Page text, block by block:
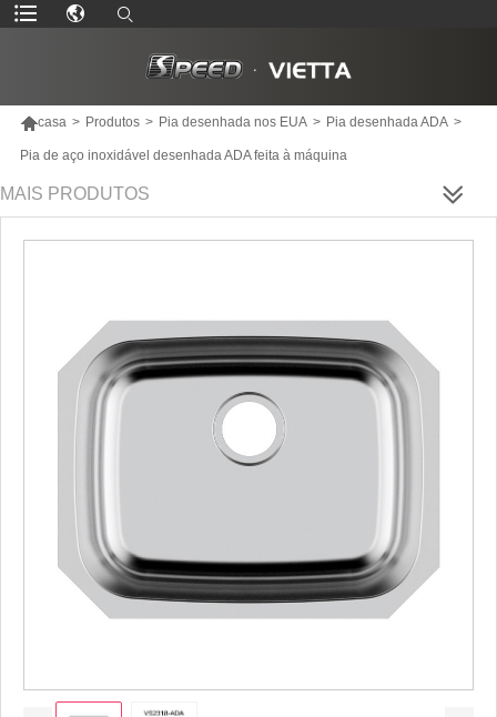
casa > Produtos > Pia desenhada nos EUA > Pia desenhada ADA >
Pia de aço inoxidável desenhada ADA feita à máquina
MAIS PRODUTOS